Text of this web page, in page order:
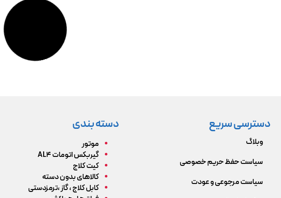
دسترسی سریع
وبلاگ
سیاست حفظ حریم خصوصی
سیاست مرجوعی و عودت
دسته بندی
موتور
گیربکس اتومات AL4
کیت کلاج
کالاهای بدون دسته
کابل کلاج ، گاز ،ترمزدستی